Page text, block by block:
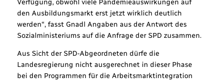
Verfügung, obwohl viele Pandemieauswirkungen auf
den Ausbildungsmarkt erst jetzt wirklich deutlich
werden“, fasst Gnadl Angaben aus der Antwort des
Sozialministeriums auf die Anfrage der SPD zusammen.
Aus Sicht der SPD-Abgeordneten dürfe die
Landesregierung nicht ausgerechnet in dieser Phase
bei den Programmen für die Arbeitsmarktintegration